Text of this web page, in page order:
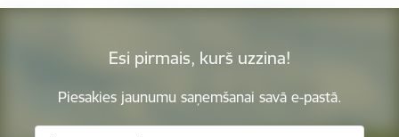
Esi pirmais, kurš uzzina!
Piesakies jaunumu saņemšanai savā e-pastā.